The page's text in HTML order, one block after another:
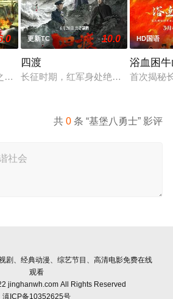
日，丈夫被日军残害，父辈亦遭屠戮。
更新TC 10.0
四渡
长征时期，红军身处绝境。四渡赤水
HD国语
浴血困
首次揭秘
共0 条 “基堡八勇士” 影评
剧、经典动漫、综艺节目、高清电影免费在线
观看
jinghanwh.com All Rights Reserved
滇ICP备10352625号